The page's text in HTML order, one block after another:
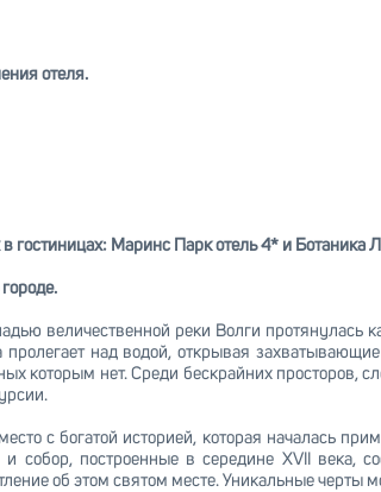
отеля.
Маринс Парк отель 4* и Ботаника
величественной реки Волги протянулась
над водой, открывая
которым нет. Среди бескрайних просторов,
с богатой историей, которая началась
собор, построенные в середине XVII века,
об этом святом месте. Уникальные